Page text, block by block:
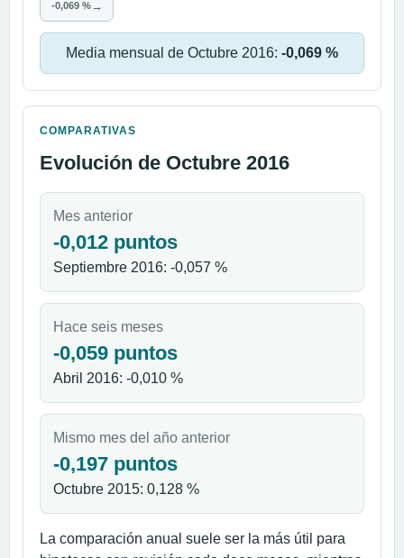
-0,069 %→
Media mensual de Octubre 2016: -0,069 %
COMPARATIVAS
Evolución de Octubre 2016
Mes anterior
-0,012 puntos
Septiembre 2016: -0,057 %
Hace seis meses
-0,059 puntos
Abril 2016: -0,010 %
Mismo mes del año anterior
-0,197 puntos
Octubre 2015: 0,128 %
La comparación anual suele ser la más útil para